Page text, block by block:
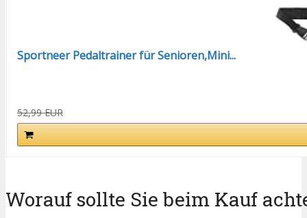
Sportneer Pedaltrainer für Senioren,Mini...
52,99 EUR
Worauf sollte Sie beim Kauf